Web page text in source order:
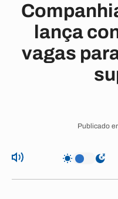
lança
vagas
Publicado